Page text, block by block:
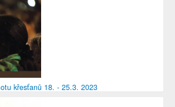
křesťanů 18. - 25.3. 2023